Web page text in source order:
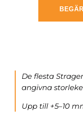
De flesta
angivna
Upp till +5–10